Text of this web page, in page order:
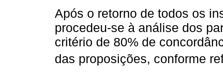
Após o retorno de todos os
procedeu-se à análise dos
critério de 80% de
das proposições, conforme